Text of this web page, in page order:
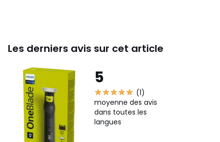
Le saviez-vous :
Entretenir
efficacité et une
meilleure
Les derniers avis sur cet article
5
(1)
moyenne des avis
dans toutes les
langues